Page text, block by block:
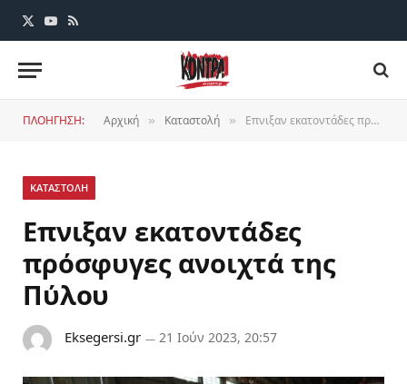
X
YouTube
RSS
ΠΛΟΗΓΗΣΗ: Αρχική » Καταστολή » Επνιξαν εκατοντάδες πρόσφυγες ανοιχτά της Πύλου
ΚΑΤΑΣΤΟΛΗ
Επνιξαν εκατοντάδες
πρόσφυγες ανοιχτά της
Πύλου
Eksegersi.gr 21 Ιούν 2023, 20:57